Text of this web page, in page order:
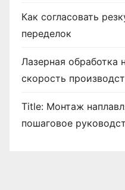
Как согласовать
переделок
Лазерная обработка
скорость
Title: Монтаж
пошаговое